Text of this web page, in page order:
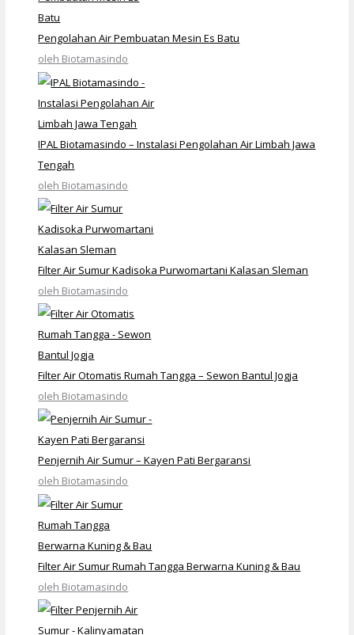
Pengolahan Air Pembuatan Mesin Es Batu
oleh Biotamasindo
IPAL Biotamasindo – Instalasi Pengolahan Air Limbah Jawa
Tengah
oleh Biotamasindo
Filter Air Sumur Kadisoka Purwomartani Kalasan Sleman
oleh Biotamasindo
Filter Air Otomatis Rumah Tangga – Sewon Bantul Jogja
oleh Biotamasindo
Penjernih Air Sumur – Kayen Pati Bergaransi
oleh Biotamasindo
Filter Air Sumur Rumah Tangga Berwarna Kuning & Bau
oleh Biotamasindo